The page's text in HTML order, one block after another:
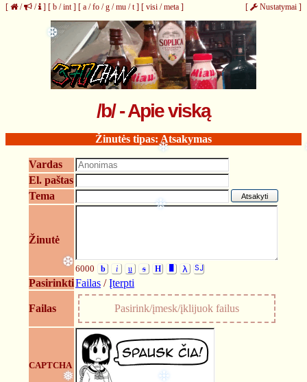
[ / / ] [ b /int] [ a /fo /g /mu /t] [ visi /meta ] [ Nustatymai ]
/b/ - Apie viską
Žinutės tipas: Atsakymas
Vardas
El. paštas
Tema
Žinutė
6000 b i u s H λ SJ
PasirinktiFailas /Įterpti
Failas Pasirink/įmesk/įklijuok failus
CAPTCHA
❆
❆
❄